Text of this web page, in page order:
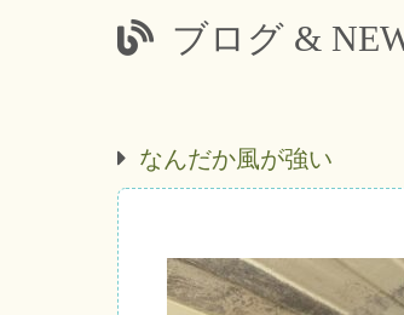
ブログ &
なんだか風が強い